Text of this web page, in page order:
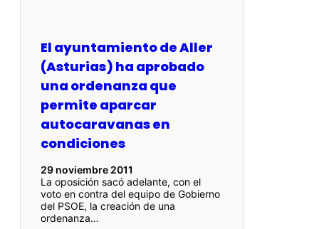
El ayuntamiento de Aller
(Asturias) ha aprobado
una ordenanza que
permite aparcar
autocaravanas en
condiciones
29 noviembre 2011
La oposición sacó adelante, con el
voto en contra del equipo de Gobierno
del PSOE, la creación de una
ordenanza…